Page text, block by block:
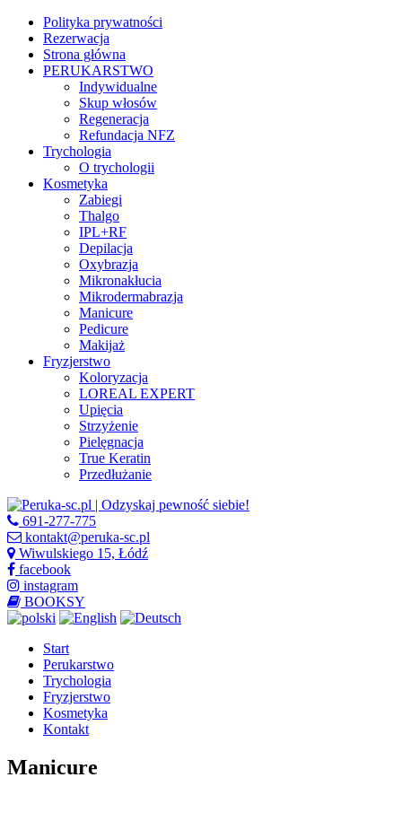
Polityka prywatności
Rezerwacja
Strona główna
PERUKARSTWO
Indywidualne
Skup włosów
Regeneracja
Refundacja NFZ
Trychologia
O trychologii
Kosmetyka
Zabiegi
Thalgo
IPL+RF
Depilacja
Oxybrazja
Mikronakłucia
Mikrodermabrazja
Manicure
Pedicure
Makijaż
Fryzjerstwo
Koloryzacja
LOREAL EXPERT
Upięcia
Strzyżenie
Pielęgnacja
True Keratin
Przedłużanie
691-277-775
kontakt@peruka-sc.pl
Wiwulskiego 15, Łódź
facebook
instagram
BOOKSY
Start
Perukarstwo
Trychologia
Fryzjerstwo
Kosmetyka
Kontakt
Manicure